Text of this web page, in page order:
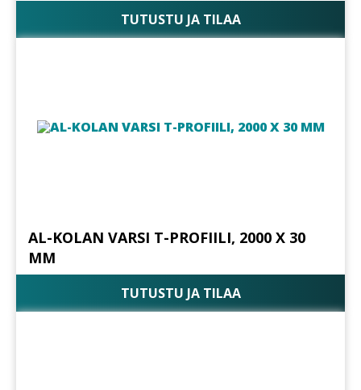
TUTUSTU JA TILAA
AL-KOLAN VARSI T-PROFIILI, 2000 X 30
MM
TUTUSTU JA TILAA